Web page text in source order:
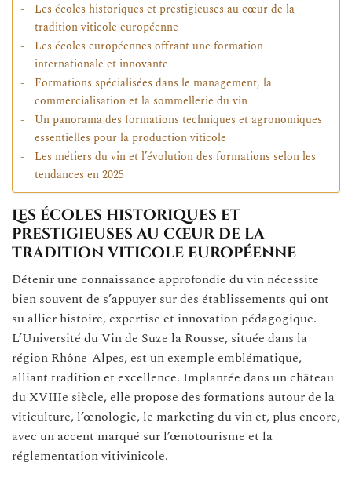
Les écoles historiques et prestigieuses au cœur de la
tradition viticole européenne
Les écoles européennes offrant une formation
internationale et innovante
Formations spécialisées dans le management, la
commercialisation et la sommellerie du vin
Un panorama des formations techniques et agronomiques
essentielles pour la production viticole
Les métiers du vin et l’évolution des formations selon les
tendances en 2025
Les écoles historiques et
prestigieuses au cœur de la
tradition viticole européenne
Détenir une connaissance approfondie du vin nécessite
bien souvent de s’appuyer sur des établissements qui ont
su allier histoire, expertise et innovation pédagogique.
L’Université du Vin de Suze la Rousse, située dans la
région Rhône-Alpes, est un exemple emblématique,
alliant tradition et excellence. Implantée dans un château
du XVIIIe siècle, elle propose des formations autour de la
viticulture, l’œnologie, le marketing du vin et, plus encore,
avec un accent marqué sur l’œnotourisme et la
réglementation vitivinicole.